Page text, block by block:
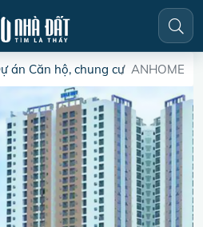
án Căn hộ, chung cư ANHOME